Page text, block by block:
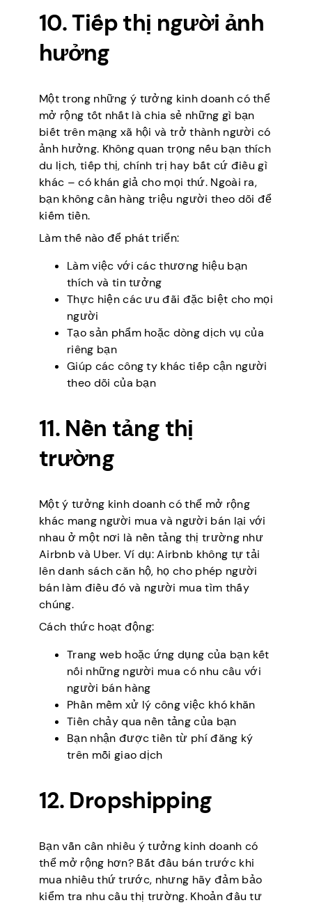
10. Tiếp thị người ảnh
hưởng
Một trong những ý tưởng kinh doanh có thể
mở rộng tốt nhất là chia sẻ những gì bạn
biết trên mạng xã hội và trở thành người có
ảnh hưởng. Không quan trọng nếu bạn thích
du lịch, tiếp thị, chính trị hay bất cứ điều gì
khác – có khán giả cho mọi thứ. Ngoài ra,
bạn không cần hàng triệu người theo dõi để
kiếm tiền.
Làm thế nào để phát triển:
Làm việc với các thương hiệu bạn
thích và tin tưởng
Thực hiện các ưu đãi đặc biệt cho mọi
người
Tạo sản phẩm hoặc dòng dịch vụ của
riêng bạn
Giúp các công ty khác tiếp cận người
theo dõi của bạn
11. Nền tảng thị
trường
Một ý tưởng kinh doanh có thể mở rộng
khác mang người mua và người bán lại với
nhau ở một nơi là nền tảng thị trường như
Airbnb và Uber. Ví dụ: Airbnb không tự tải
lên danh sách căn hộ, họ cho phép người
bán làm điều đó và người mua tìm thấy
chúng.
Cách thức hoạt động:
Trang web hoặc ứng dụng của bạn kết
nối những người mua có nhu cầu với
người bán hàng
Phần mềm xử lý công việc khó khăn
Tiền chảy qua nền tảng của bạn
Bạn nhận được tiền từ phí đăng ký
trên mỗi giao dịch
12. Dropshipping
Bạn vẫn cần nhiều ý tưởng kinh doanh có
thể mở rộng hơn? Bắt đầu bán trước khi
mua nhiều thứ trước, nhưng hãy đảm bảo
kiểm tra nhu cầu thị trường. Khoản đầu tư